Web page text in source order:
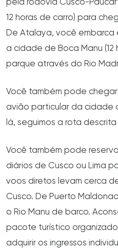
pela rodovia Cusco-
12 horas de carro) para
De Atalaya, você embarca
a cidade de Boca Manu (12
parque através do Rio
Você também pode
avião particular da cidade
lá, seguimos a rota descrita
Você também pode
diários de Cusco ou Lima
voos diretos levam cerca
Cusco. De Puerto
o Rio Manu de barco.
pacote turístico
adquirir os ingressos